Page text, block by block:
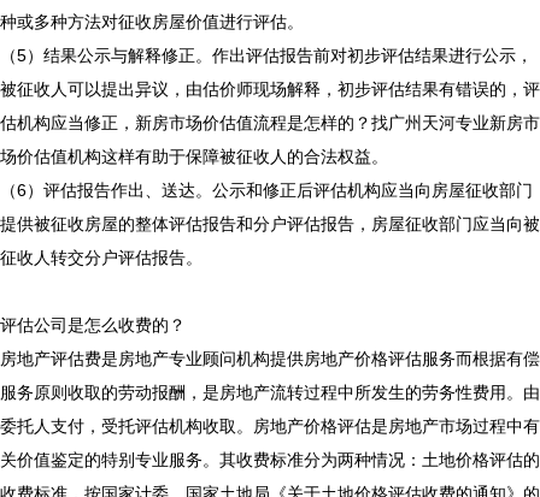
种或多种方法对征收房屋价值进行评估。
（5）结果公示与解释修正。作出评估报告前对初步评估结果进行公示，
被征收人可以提出异议，由估价师现场解释，初步评估结果有错误的，评
估机构应当修正， 新房市场价估值流程是怎样的？找广州天河专业新房市
场价估值机构这样有助于保障被征收人的合法权益。
（6）评估报告作出、送达。公示和修正后评估机构应当向房屋征收部门
提供被征收房屋的整体评估报告和分户评估报告，房屋征收部门应当向被
征收人转交分户评估报告。
评估公司是怎么收费的？
房地产评估费是房地产专业顾问机构提供房地产价格评估服务而根据有偿
服务原则收取的劳动报酬，是房地产流转过程中所发生的劳务性费用。由
委托人支付，受托评估机构收取。房地产价格评估是房地产市场过程中有
关价值鉴定的特别专业服务。其收费标准分为两种情况：土地价格评估的